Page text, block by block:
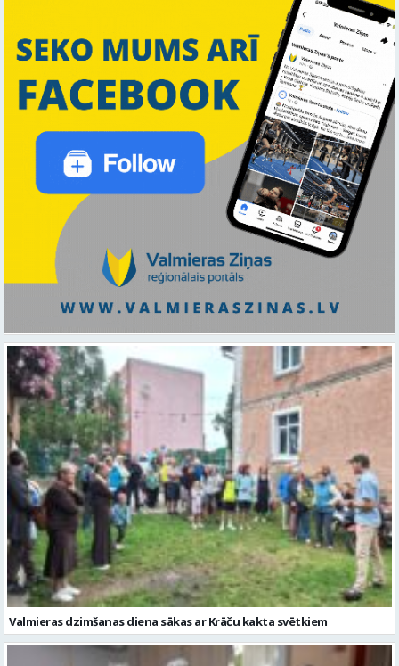
Valmieras dzimšanas diena sākas ar Krāču kakta svētkiem